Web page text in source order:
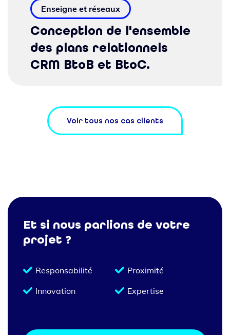
Enseigne et réseaux
Conception de l'ensemble
des plans relationnels
CRM BtoB et BtoC.
Voir tous nos cas clients
Et si nous parlions de votre
projet ?
Responsabilité
Proximité
Innovation
Expertise